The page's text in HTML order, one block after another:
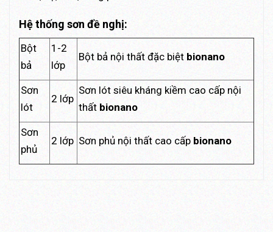
Hệ thống sơn đề nghị:
Bột
bả
1-2
lớp
Bột bả nội thất đặc biệt bionano
Sơn
lót
2 lớp
Sơn lót siêu kháng kiềm cao cấp nội
thất bionano
Sơn
phủ
2 lớp Sơn phủ nội thất cao cấp bionano